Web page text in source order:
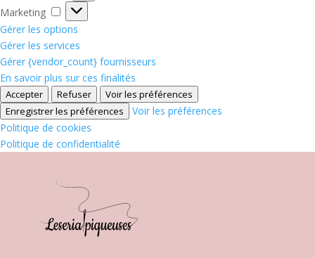
Marketing
Marketing
Gérer les options
Gérer les services
Gérer {vendor_count} fournisseurs
En savoir plus sur ces finalités
Accepter Refuser
Voir les préférences
Enregistrer les préférences
Voir les préférences
Politique de cookies
Politique de confidentialité